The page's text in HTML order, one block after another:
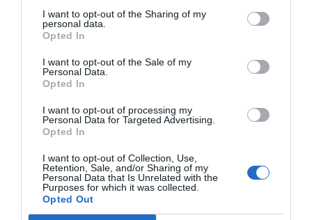
I want to opt-out of the Sharing of my
personal data.
Opted In
I want to opt-out of the Sale of my
Personal Data.
Opted In
I want to opt-out of processing my
Personal Data for Targeted Advertising.
Opted In
I want to opt-out of Collection, Use,
Retention, Sale, and/or Sharing of my
Personal Data that Is Unrelated with the
Purposes for which it was collected.
Opted Out
ampliar los plazos de coexistencia de medicamentos
con precio antiguo y nuevo».
Añadir El Farmacéuticocomo fuente preferida
de Google de forma gratuita
Mantente informado con las últimas noticias de actualidad.
farmacia comunitaria